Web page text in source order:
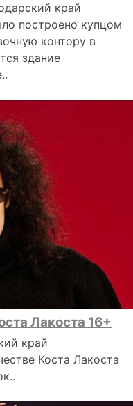
край
построено купцом
контору в
здание
Лакоста 16+
край
Коста Лакоста